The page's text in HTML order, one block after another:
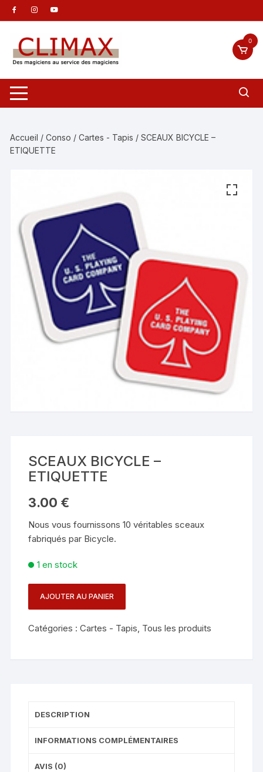
Aller
au
contenu
0
Accueil /Conso /Cartes - Tapis / SCEAUX BICYCLE –
ETIQUETTE
SCEAUX BICYCLE –
ETIQUETTE
3.00 €
Nous vous fournissons 10 véritables sceaux
fabriqués par Bicycle.
1 en stock
SCEAUX
AJOUTER AU PANIER
Catégories :Cartes - Tapis, Tous les produits
DESCRIPTION
INFORMATIONS COMPLÉMENTAIRES
AVIS (0)